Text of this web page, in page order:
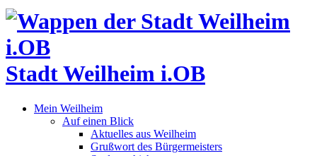
Stadt Weilheim i.OB
Mein Weilheim
Auf einen Blick
Aktuelles aus Weilheim
Grußwort des Bürgermeisters